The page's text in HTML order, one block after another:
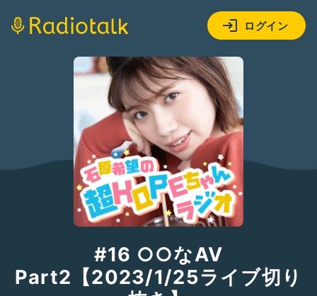
ログイン
#16 ○○なAV
Part2【2023/1/25ライブ切り